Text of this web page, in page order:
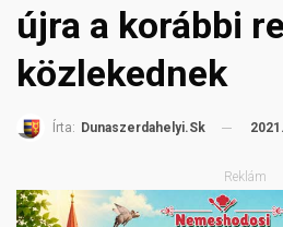
újra a korábbi
közlekednek
Írta: Dunaszerdahelyi.sk
Reklám